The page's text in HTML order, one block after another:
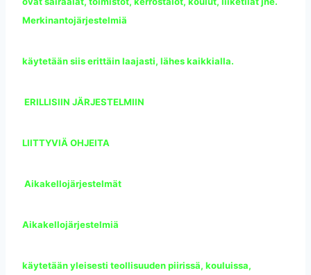
Merkinantojärjestelmiä
käytetään siis erittäin laajasti, lähes kaikkialla.
ERILLISIIN JÄRJESTELMIIN
LIITTYVIÄ OHJEITA
Aikakellojärjestelmät
Aikakellojärjestelmiä
käytetään yleisesti teollisuuden piirissä, kouluissa,